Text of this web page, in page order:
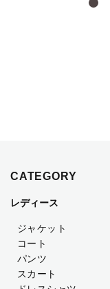
CATEGORY
レディース
ジャケット
コート
パンツ
スカート